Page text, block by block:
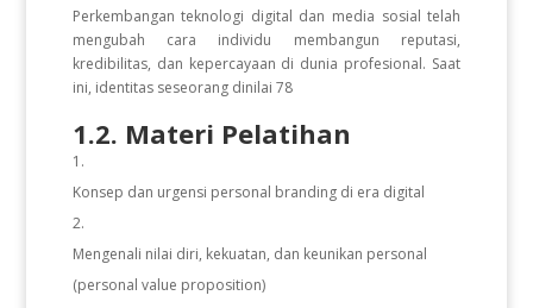
Perkembangan teknologi digital dan media sosial telah
mengubah cara individu membangun reputasi,
kredibilitas, dan kepercayaan di dunia profesional. Saat
ini, identitas seseorang dinilai 78
1.2. Materi Pelatihan
Konsep dan urgensi personal branding di era digital
Mengenali nilai diri, kekuatan, dan keunikan personal
(personal value proposition)